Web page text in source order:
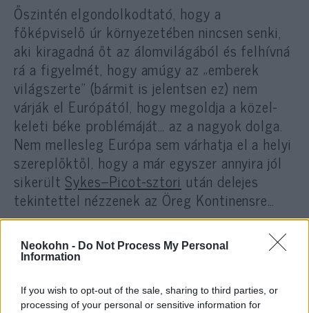
Neokohn - Do Not Process My Personal
Information
If you wish to opt-out of the sale, sharing to third parties, or
processing of your personal or sensitive information for
Őszintén elgondolkodtató, hogy a
főképviselő úr környezetében nincsen senki,
aki kiragadná őt az álomvilágából és felhívná
rá a figyelmét, hogy amúgy az „emberek
világszerte” (bármit is jelentsen ez) nem
várják el Európától, hogy megoldja a közel-
keleti béke problémáját… az a nagyok dolga.
Nem mellesleg Európa sem várhatja el a helyi
szereplőktől, hogy a már egyszer annyira jól
sikerültSykes–Picot-sztori után delejes
tekintettel nézzenek az Öreg Kontinensre…